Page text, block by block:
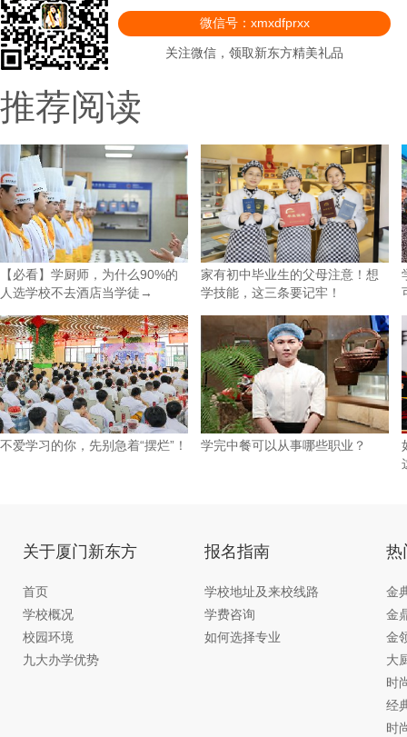
微信号：xmxdfprxx
关注微信，领取新东方精美礼品
推荐阅读
【必看】学厨师，为什么90%的
人选学校不去酒店当学徒→
家有初中毕业生的父母注意！想
学技能，这三条要记牢！
不爱学习的你，先别急着“摆烂”！ 学完中餐可以从事哪些职业？
关于厦门新东方
首页
学校概况
校园环境
九大办学优势
报名指南
学校地址及来校线路
学费咨询
如何选择专业
热
金
金
金
大
时
经
时